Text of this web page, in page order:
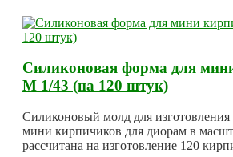
Силиконовая форма для
М 1/43 (на 120 штук)
Силиконовый молд для
мини кирпичиков для диорам в
рассчитана на изготовление 120